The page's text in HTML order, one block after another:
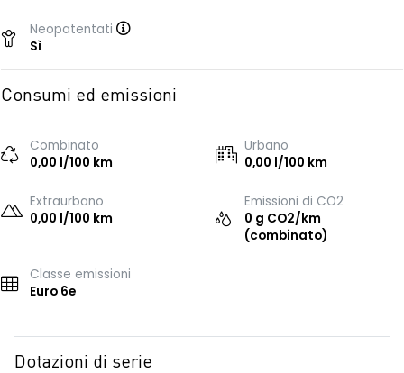
Neopatentati
Sì
Consumi ed emissioni
Combinato
0,00 l/100 km
Urbano
0,00 l/100 km
Extraurbano
0,00 l/100 km
Emissioni di CO2
0 g CO2/km
(combinato)
Classe emissioni
Euro 6e
Dotazioni di serie